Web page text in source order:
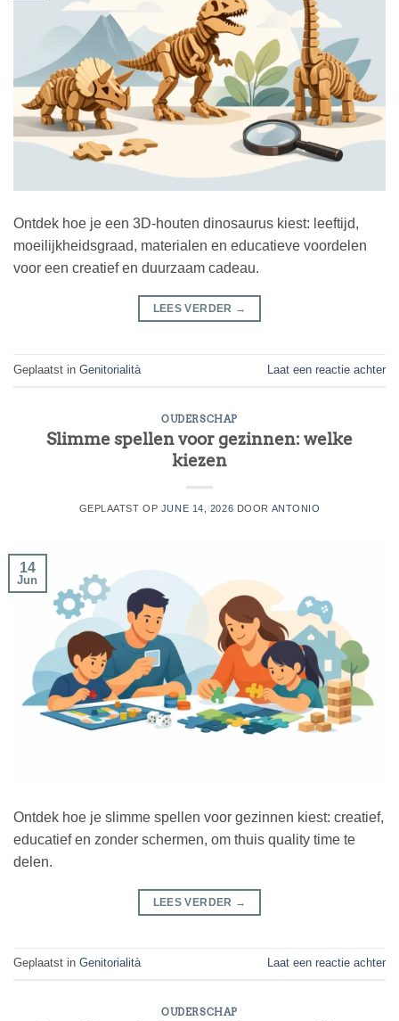
Ontdek hoe je een 3D-houten dinosaurus kiest: leeftijd,
moeilijkheidsgraad, materialen en educatieve voordelen
voor een creatief en duurzaam cadeau.
LEES VERDER →
Geplaatst in Genitorialità Laat een reactie achter
OUDERSCHAP
Slimme spellen voor gezinnen: welke
kiezen
GEPLAATST OP JUNE 14, 2026 DOOR ANTONIO
14
Jun
Ontdek hoe je slimme spellen voor gezinnen kiest: creatief,
educatief en zonder schermen, om thuis quality time te
delen.
LEES VERDER →
Geplaatst in Genitorialità Laat een reactie achter
OUDERSCHAP